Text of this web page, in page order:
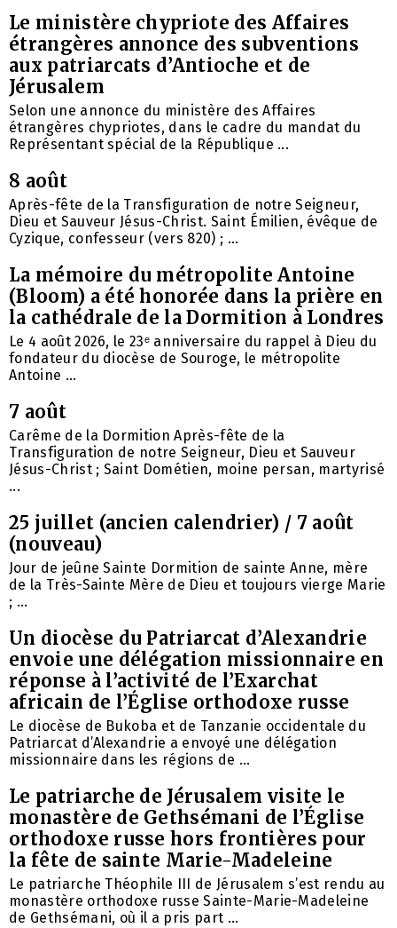
Le ministère chypriote des Affaires
étrangères annonce des subventions
aux patriarcats d’Antioche et de
Jérusalem
Selon une annonce du ministère des Affaires
étrangères chypriotes, dans le cadre du mandat du
Représentant spécial de la République ...
8 août
Après-fête de la Transfiguration de notre Seigneur,
Dieu et Sauveur Jésus-Christ. Saint Émilien, évêque de
Cyzique, confesseur (vers 820) ; ...
La mémoire du métropolite Antoine
(Bloom) a été honorée dans la prière en
la cathédrale de la Dormition à Londres
Le 4 août 2026, le 23ᵉ anniversaire du rappel à Dieu du
fondateur du diocèse de Souroge, le métropolite
Antoine ...
7 août
Carême de la Dormition Après-fête de la
Transfiguration de notre Seigneur, Dieu et Sauveur
Jésus-Christ ; Saint Dométien, moine persan, martyrisé
...
25 juillet (ancien calendrier) / 7 août
(nouveau)
Jour de jeûne Sainte Dormition de sainte Anne, mère
de la Très-Sainte Mère de Dieu et toujours vierge Marie
; ...
Un diocèse du Patriarcat d’Alexandrie
envoie une délégation missionnaire en
réponse à l’activité de l’Exarchat
africain de l’Église orthodoxe russe
Le diocèse de Bukoba et de Tanzanie occidentale du
Patriarcat d’Alexandrie a envoyé une délégation
missionnaire dans les régions de ...
Le patriarche de Jérusalem visite le
monastère de Gethsémani de l’Église
orthodoxe russe hors frontières pour
la fête de sainte Marie-Madeleine
Le patriarche Théophile III de Jérusalem s’est rendu au
monastère orthodoxe russe Sainte-Marie-Madeleine
de Gethsémani, où il a pris part ...